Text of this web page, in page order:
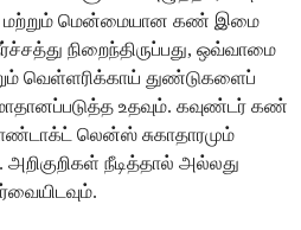
மற்றும் மென்மையான கண் இமை
நிறைந்திருப்பது, ஒவ்வாமை
வெள்ளரிக்காய் துண்டுகளைப்
உதவும். கவுண்டர் கண்
லென்ஸ் சுகாதாரமும்
நீடித்தால் அல்லது